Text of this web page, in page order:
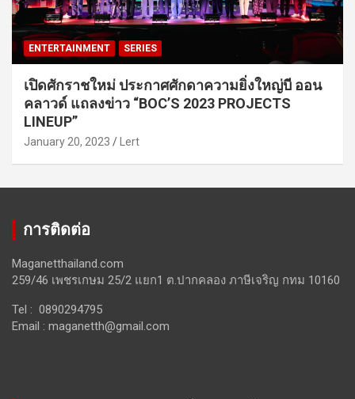
ENTERTAINMENT SERIES
เปิดศักราชใหม่ ประกาศศักดาความยิ่งใหญ่บี ออน
คลาวด์ แถลงข่าว “BOC’S 2023 PROJECTS
LINEUP”
January 20, 2023 Lert
การติดต่อ
Maganetthailand.com
259/46 เพชรเกษม 25/2 แยก1 ต.ปากคลอง ภาษีเจริญ กทม 10160
Tel : 0890294795
Email : maganetth@gmail.com